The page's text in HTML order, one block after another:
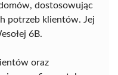
dostosowując
potrzeb klientów. Jej
6B.
oraz